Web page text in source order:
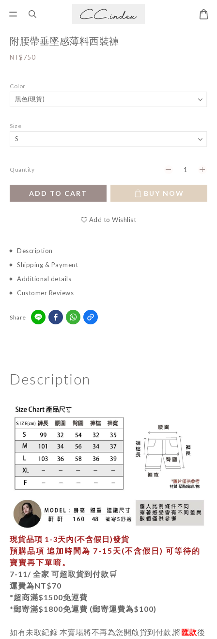
附腰帶垂墜感薄料西裝褲
NT$750
Color
Size
Quantity
ADD TO CART BUY NOW
Add to Wishlist
Description
Shipping & Payment
Additional details
Customer Reviews
Share
Description
現貨品項 1-3天內(不含假日)發貨
預購品項 追加時間為 7-15天(不含假日) 可等待的
寶寶再下單唷。
7-11/ 全家 可超取貨到付款🛒
運費為NT$70
*超商滿$1500免運費
*郵寄滿$1800免運費 (郵寄運費為$100)
如有未取紀錄 本賣場將不再為您開啟貨到付款,將匯款後